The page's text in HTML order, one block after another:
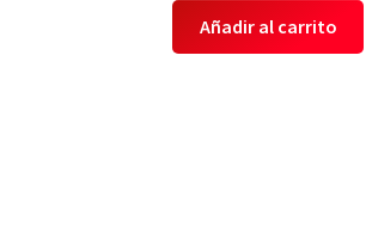
Añadir al carrito